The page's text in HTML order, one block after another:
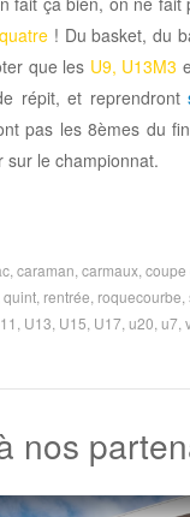
quatre ! Du basket, du
que les U9, U13M3
répit, et reprendront
pas les 8èmes du
sur le championnat.
,caraman ,carmaux ,coupe
,quint rentrée roquecourbe ,
U13 U15 U17 ,u20 ,u7 ,
nos